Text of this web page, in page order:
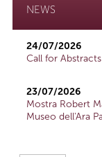
NEWS
24/07/2026
Call for
23/07/2026
Mostra Robert
Museo dell'Ara